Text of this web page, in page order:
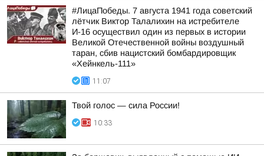
#ЛицаПобеды. 7 августа 1941 года советский
лётчик Виктор Талалихин на истребителе
И-16 осуществил один из первых в истории
Великой Отечественной войны воздушный
таран, сбив нацистский бомбардировщик
«Хейнкель-111»
11:07
Твой голос — сила России!
10:33